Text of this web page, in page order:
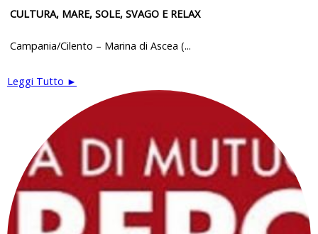
CULTURA, MARE, SOLE, SVAGO E RELAX
Campania/Cilento – Marina di Ascea (...
Leggi Tutto ►